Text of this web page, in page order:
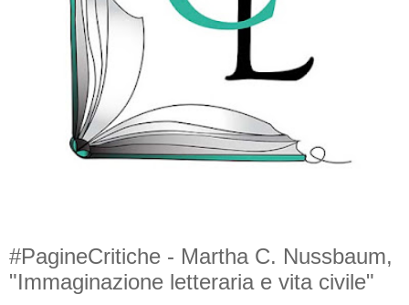
#PagineCritiche - Martha C. Nussbaum,
"Immaginazione letteraria e vita civile"